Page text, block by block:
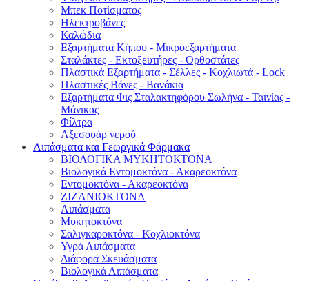
Μπεκ Ποτίσματος
Ηλεκτροβάνες
Καλώδια
Εξαρτήματα Κήπου - Μικροεξαρτήματα
Σταλάκτες - Εκτοξευτήρες - Ορθοστάτες
Πλαστικά Εξαρτήματα - Σέλλες - Κοχλιωτά - Lock
Πλαστικές Βάνες - Βανάκια
Εξαρτήματα Φις Σταλακτηφόρου Σωλήνα - Ταινίας -
Μάνικας
Φίλτρα
Αξεσουάρ νερού
Λιπάσματα και Γεωργικά Φάρμακα
ΒΙΟΛΟΓΙΚΑ ΜΥΚΗΤΟΚΤΟΝΑ
Βιολογικά Εντομοκτόνα - Ακαρεοκτόνα
Εντομοκτόνα - Ακαρεοκτόνα
ΖΙΖΑΝΙΟΚΤΟΝΑ
Λιπάσματα
Μυκητοκτόνα
Σαλιγκαροκτόνα - Κοχλιοκτόνα
Υγρά Λιπάσματα
Διάφορα Σκευάσματα
Βιολογικά Λιπάσματα